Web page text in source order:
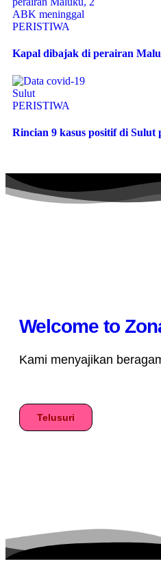
PERISTIWA
Kapal dibajak di perairan
PERISTIWA
Rincian 9 kasus positif di Sulut
Welcome to
Kami menyajikan
Telusuri